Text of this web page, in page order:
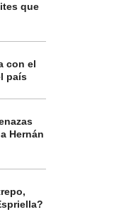
que
con el
país
Hernán